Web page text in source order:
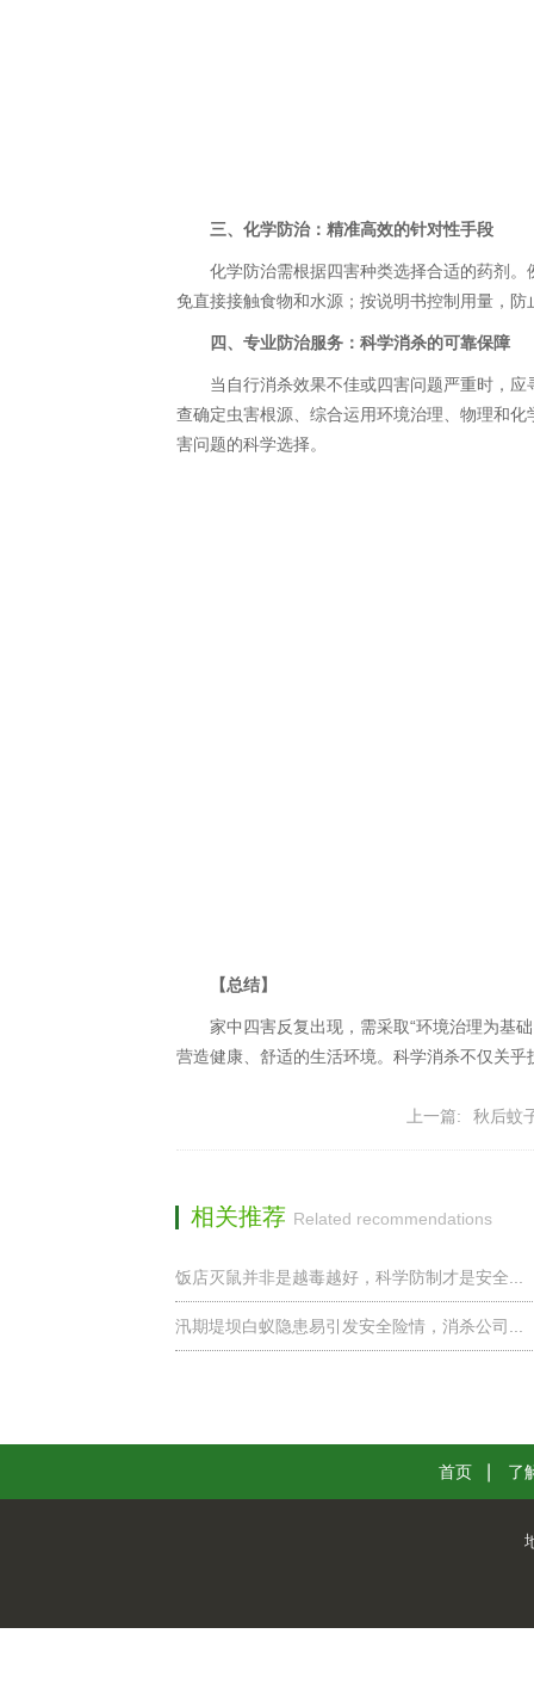
三、化学防治：精准高效的针对性手段
化学防治需根据四害种类选择合适的药剂。
免直接接触食物和水源；按说明书控制用量，
四、专业防治服务：科学消杀的可靠保障
当自行消杀效果不佳或四害问题严重时，应
查确定虫害根源、综合运用环境治理、物理和
害问题的科学选择。
【总结】
家中四害反复出现，需采取“环境治理为基础
营造健康、舒适的生活环境。科学消杀不仅关
上一篇: 秋后蚊
相关推荐 Related recommendations
饭店灭鼠并非是越毒越好，科学防制才是安全...
汛期堤坝白蚁隐患易引发安全险情，消杀公司...
首页 了